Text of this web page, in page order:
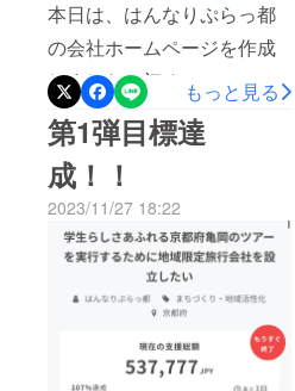
礼品のお届けをお楽しみに
お待ち下さい！責任を持っ
て、はんなりぷらっ都がお
届けいたします！
本日は、はんなりぷらっ都
の会社ホームページを作成
しました！初めてのホーム
ページ作成のため、わから
ないことが多いですが、専
門的な知識や技術を知る良
い機会でもあるので頑張ろ
うと思います！！まだ未完
成ではありますが、わたし
たちの情熱が伝わるような
個性あふれるホームページ
にしていきます。完成でき
もっと見る
第1弾目標達
成！！
2023/11/27 18:22